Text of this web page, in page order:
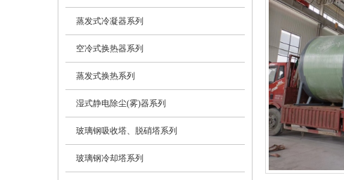
蒸发式冷凝器系列
空冷式换热器系列
蒸发式换热系列
湿式静电除尘(雾)器系列
玻璃钢吸收塔、脱硝塔系列
玻璃钢冷却塔系列